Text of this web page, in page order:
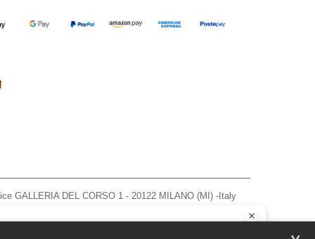
GALLERIA DEL CORSO 1 - 20122 MILANO (MI) -Italy
— REA number MI-2608168.
qui